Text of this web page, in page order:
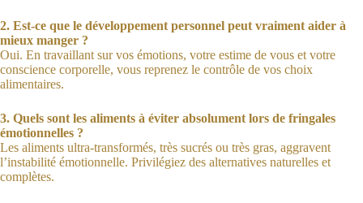
2. Est-ce que le développement personnel peut vraiment aider à
mieux manger ?
Oui. En travaillant sur vos émotions, votre estime de vous et votre
conscience corporelle, vous reprenez le contrôle de vos choix
alimentaires.
3. Quels sont les aliments à éviter absolument lors de fringales
émotionnelles ?
Les aliments ultra-transformés, très sucrés ou très gras, aggravent
l’instabilité émotionnelle. Privilégiez des alternatives naturelles et
complètes.